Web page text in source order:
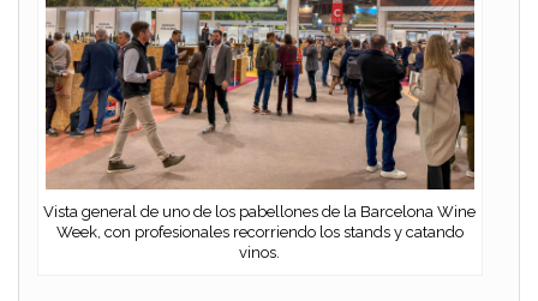
Vista general de uno de los pabellones de la Barcelona Wine
Week, con profesionales recorriendo los stands y catando
vinos.